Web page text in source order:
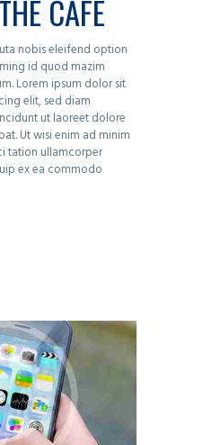
CAFE
nobis eleifend option
id quod mazim
Lorem ipsum dolor sit
elit, sed diam
ut laoreet dolore
Ut wisi enim ad minim
tation ullamcorper
ex ea commodo